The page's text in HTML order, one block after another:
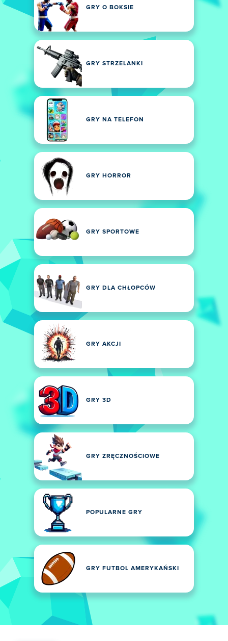
GRY O BOKSIE
GRY STRZELANKI
GRY NA TELEFON
GRY HORROR
GRY SPORTOWE
GRY DLA CHŁOPCÓW
GRY AKCJI
GRY 3D
GRY ZRĘCZNOŚCIOWE
POPULARNE GRY
GRY FUTBOL AMERYKAŃSKI